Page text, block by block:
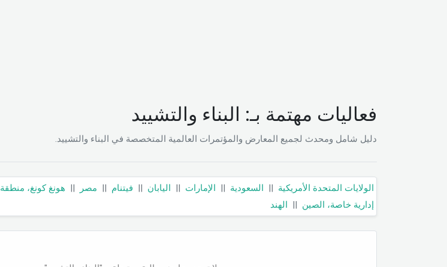
فعاليات مهتمة بـ: البناء والتشييد
دليل شامل ومحدث لجميع المعارض والمؤتمرات العالمية المتخصصة في البناء والتشييد.
الولايات المتحدة الأمريكية || السعودية || الإمارات || اليابان || فيتنام || مصر || هونغ كونغ، منطقة
إدارية خاصة، الصين || الهند